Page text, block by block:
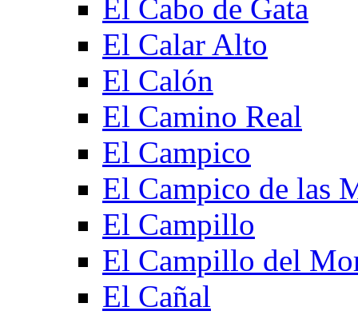
El Cabo de Gata
El Calar Alto
El Calón
El Camino Real
El Campico
El Campico de las
El Campillo
El Campillo del
El Cañal